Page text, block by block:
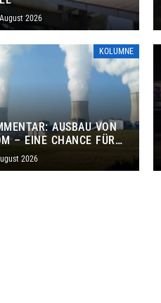
2026
KOLUMNE
AUSBAU VON
– EINE CHANCE FÜR
UND DAS SAARLAND
2026